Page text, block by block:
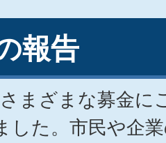
報告
まざまな募金に
した。市民や企